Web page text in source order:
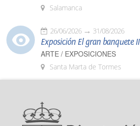
Salamanca
26/06/2026 31/08/2026
Exposición El gran banquete II
ARTE / EXPOSICIONES
Santa Marta de Tormes